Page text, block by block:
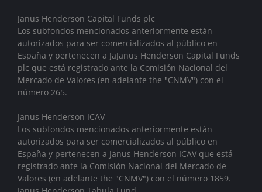
Janus Henderson Capital Funds plc
Los subfondos mencionados anteriormente están
autorizados para ser comercializados al público en
España y pertenecen a JaJanus Henderson Capital Funds
plc que está registrado ante la Comisión Nacional del
Mercado de Valores (en adelante the "CNMV") con el
número 265.
Janus Henderson ICAV
Los subfondos mencionados anteriormente están
autorizados para ser comercializados al público en
España y pertenecen a Janus Henderson ICAV que está
registrado ante la Comisión Nacional del Mercado de
Valores (en adelante the "CNMV") con el número 1859.